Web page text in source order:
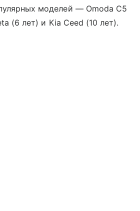
моделей — Omoda C5
(6 лет) и Kia Ceed (10 лет).